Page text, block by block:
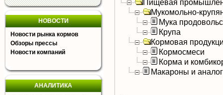
НОВОСТИ
Новости рынка кормов
Обзоры прессы
Новости компаний
АНАЛИТИКА
Пищевая
Мукомольно-
Мука
Крупа
Кормовая
Кормосмеси
Корма и
Макароны и